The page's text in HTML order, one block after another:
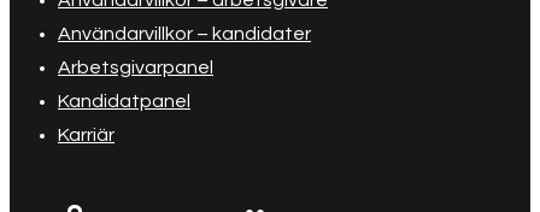
Användarvillkor – kandidater
Arbetsgivarpanel
Kandidatpanel
Karriär